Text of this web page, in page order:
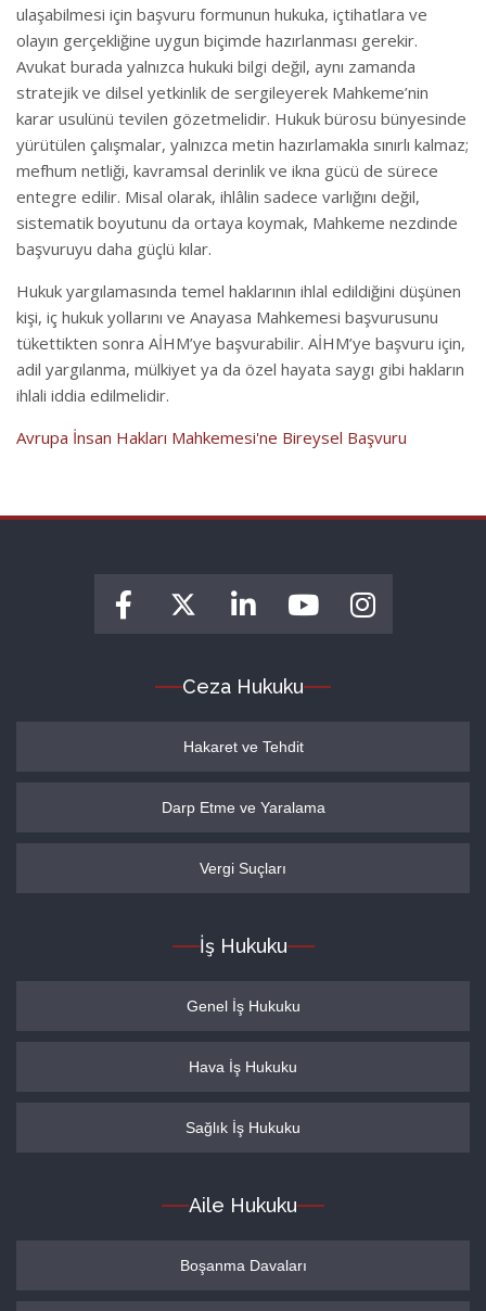
ulaşabilmesi için başvuru formunun hukuka, içtihatlara ve
olayın gerçekliğine uygun biçimde hazırlanması gerekir.
Avukat burada yalnızca hukuki bilgi değil, aynı zamanda
stratejik ve dilsel yetkinlik de sergileyerek Mahkeme’nin
karar usulünü tevilen gözetmelidir. Hukuk bürosu bünyesinde
yürütülen çalışmalar, yalnızca metin hazırlamakla sınırlı kalmaz;
mefhum netliği, kavramsal derinlik ve ikna gücü de sürece
entegre edilir. Misal olarak, ihlâlin sadece varlığını değil,
sistematik boyutunu da ortaya koymak, Mahkeme nezdinde
başvuruyu daha güçlü kılar.
Hukuk yargılamasında temel haklarının ihlal edildiğini düşünen
kişi, iç hukuk yollarını ve Anayasa Mahkemesi başvurusunu
tükettikten sonra AİHM’ye başvurabilir. AİHM’ye başvuru için,
adil yargılanma, mülkiyet ya da özel hayata saygı gibi hakların
ihlali iddia edilmelidir.
Avrupa İnsan Hakları Mahkemesi'ne Bireysel Başvuru
Ceza Hukuku
Hakaret ve Tehdit
Darp Etme ve Yaralama
Vergi Suçları
İş Hukuku
Genel İş Hukuku
Hava İş Hukuku
Sağlık İş Hukuku
Aile Hukuku
Boşanma Davaları